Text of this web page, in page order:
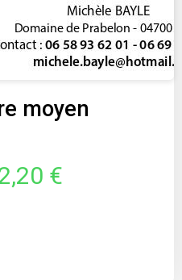
moyen
€